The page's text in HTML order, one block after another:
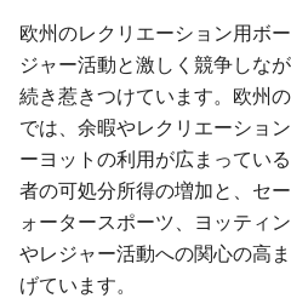
欧州のレクリエーション用ボ
ジャー活動と激しく競争しな
続き惹きつけています。欧州
では、余暇やレクリエーショ
ーヨットの利用が広まってい
者の可処分所得の増加と、セ
ォータースポーツ、ヨッティ
やレジャー活動への関心の高
げています。